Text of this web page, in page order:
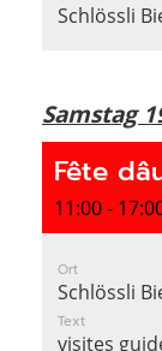
Schlössli
Samstag
11:00 -
Ort
Schlössli
Text
visites